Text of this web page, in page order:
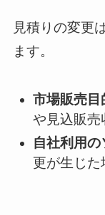
見積りの変更
ます。
市場販売目
や見込販売
自社利用
更が生じた